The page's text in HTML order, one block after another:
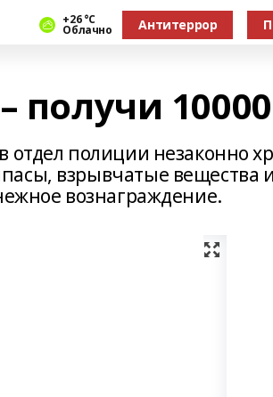
+26 °С
Облачно Антитеррор
получи
отдел полиции незаконно
взрывчатые вещества
вознаграждение.